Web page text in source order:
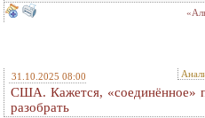
31.10.2025 08:00
США. Кажется, «соединённое»
разобрать